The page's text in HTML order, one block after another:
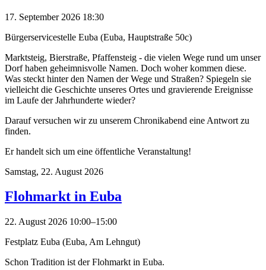
17. September 2026 18:30
Bürgerservicestelle Euba (Euba, Hauptstraße 50c)
Marktsteig, Bierstraße, Pfaffensteig - die vielen Wege rund um unser
Dorf haben geheimnisvolle Namen. Doch woher kommen diese.
Was steckt hinter den Namen der Wege und Straßen? Spiegeln sie
vielleicht die Geschichte unseres Ortes und gravierende Ereignisse
im Laufe der Jahrhunderte wieder?
Darauf versuchen wir zu unserem Chronikabend eine Antwort zu
finden.
Er handelt sich um eine öffentliche Veranstaltung!
Samstag, 22. August 2026
Flohmarkt in Euba
22. August 2026 10:00–15:00
Festplatz Euba (Euba, Am Lehngut)
Schon Tradition ist der Flohmarkt in Euba.